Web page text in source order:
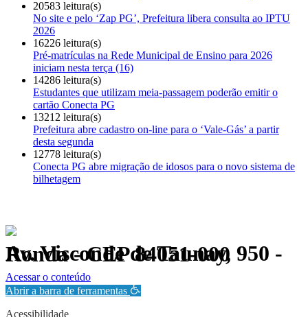
20583 leitura(s)
No site e pelo ‘Zap PG’, Prefeitura libera consulta ao IPTU
2026
16226 leitura(s)
Pré-matrículas na Rede Municipal de Ensino para 2026
iniciam nesta terça (16)
14286 leitura(s)
Estudantes que utilizam meia-passagem poderão emitir o
cartão Conecta PG
13212 leitura(s)
Prefeitura abre cadastro on-line para o ‘Vale-Gás’ a partir
desta segunda
12778 leitura(s)
Conecta PG abre migração de idosos para o novo sistema de
bilhetagem
Av. Visconde de Taunay, 950 - Ronda - CEP 84051-000
Política de Privacidade.
Acessar o conteúdo
Abrir a barra de ferramentas
Acessibilidade